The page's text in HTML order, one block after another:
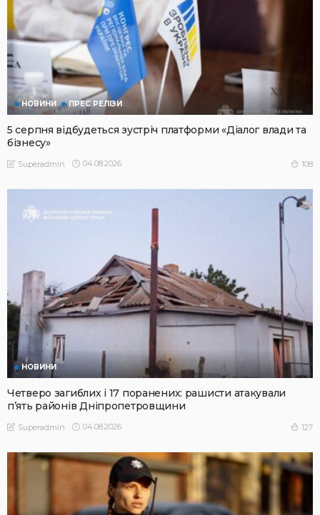
НОВИНИ ПРЕС РЕЛІЗИ
5 серпня відбудеться зустріч платформи «Діалог влади та
бізнесу»
Superadmin 04.08.2026 108
НОВИНИ
Четверо загиблих і 17 поранених: рашисти атакували
п’ять районів Дніпропетровщини
Superadmin 04.08.2026 127